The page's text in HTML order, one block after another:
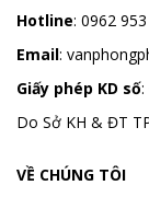
Hotline: 0962
Email:
Giấy phép KD số:
Do Sở KH & ĐT
VỀ CHÚNG TÔI